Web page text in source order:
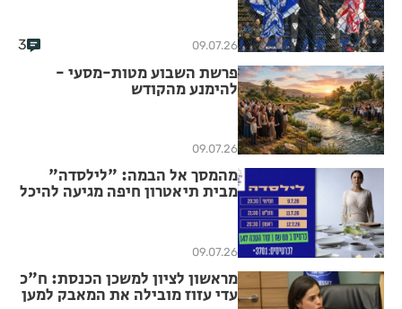
09.07.26
3
פרשת השבוע מטות-מסעי -
להימנע מהקודש
09.07.26
מהמסך אל הבמה: "לילסדה"
מבית תיאטרון חיפה מגיעה להיכל
09.07.26
מראשון לציון למשכן הכנסת: ח"כ
עדי עזוז מובילה את המאבק למען